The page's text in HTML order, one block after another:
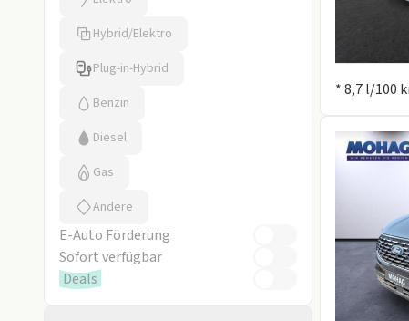
Hybrid/Elektro
Plug-in-Hybrid
Benzin
Diesel
Gas
Andere
E-Auto Förderung
Sofort verfügbar
Deals
* 8,7 l/100